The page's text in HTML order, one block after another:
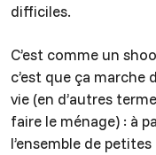
difficiles.
C’est comme un
c’est que ça marche
vie (en d’autres
faire le ménage) : à
l’ensemble de